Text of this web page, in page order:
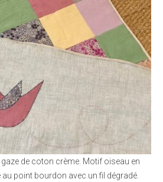
de coton crème. Motif oiseau en
point bourdon avec un fil dégradé.